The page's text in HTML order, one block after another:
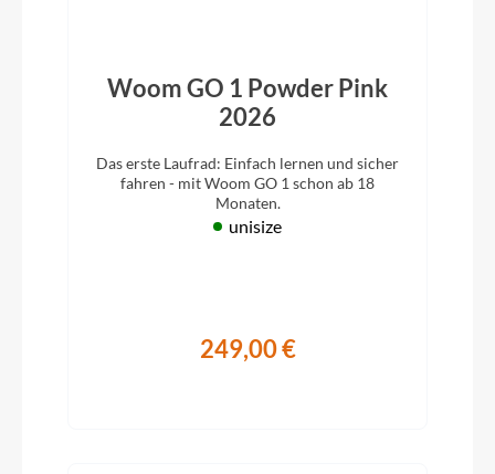
Woom GO 1 Powder Pink
2026
Das erste Laufrad: Einfach lernen und sicher
fahren - mit Woom GO 1 schon ab 18
Monaten.
unisize
249,00 €